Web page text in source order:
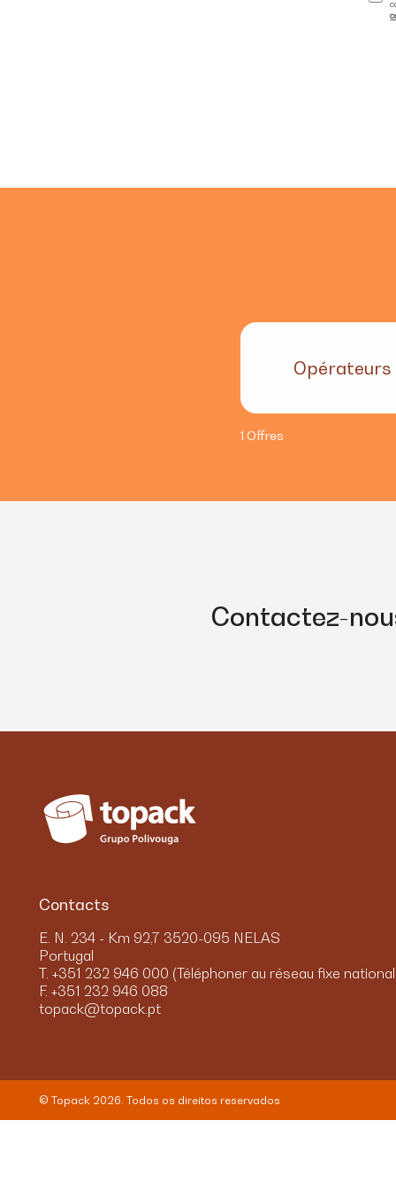
Opérateurs
1 Offres
Contactez-
Contacts
E. N. 234 - Km 92,7 3520-095 NELAS
Portugal
T. +351 232 946 000 (Téléphoner au réseau fixe
F. +351 232 946 088
topack@topack.pt
© Topack 2026. Todos os direitos reservados